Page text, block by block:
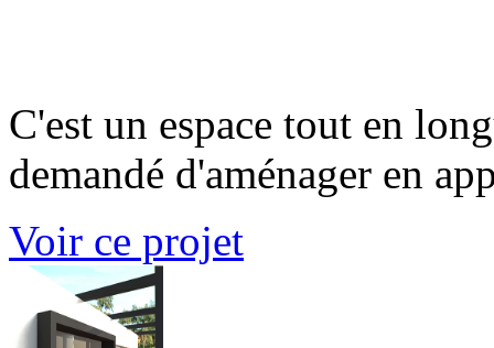
C'est un espace tout en
demandé d'aménager en
Voir ce projet